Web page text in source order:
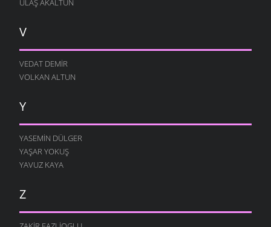
V
VEDAT DEMIR
VOLKAN ALTUN
Y
YASEMIN DÜLGER
YAŞAR YOKUŞ
YAVUZ KAYA
Z